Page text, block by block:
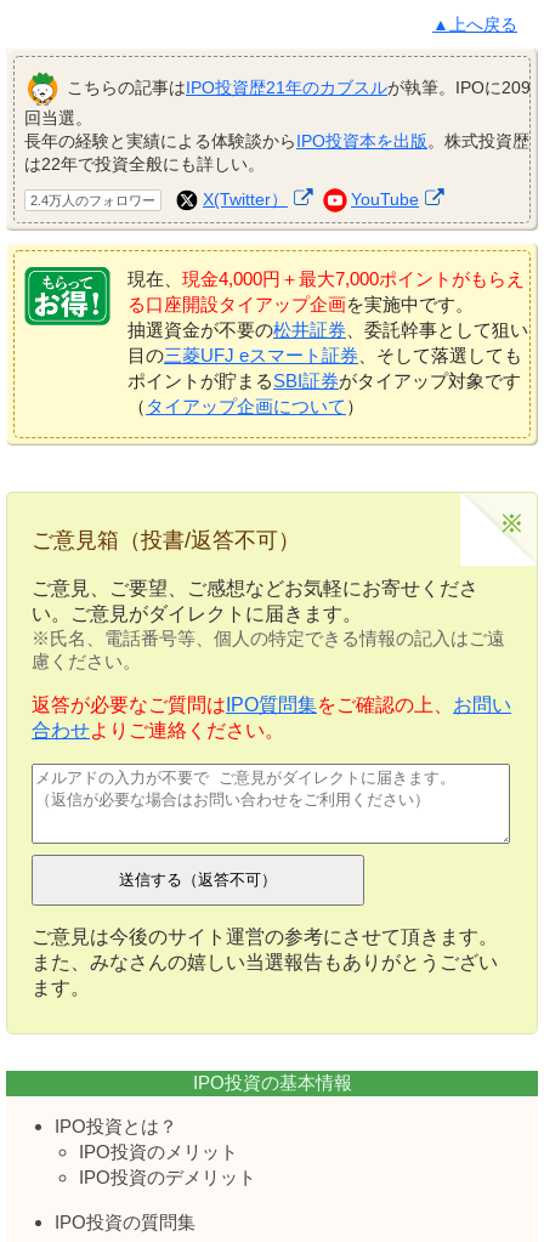
▲上へ戻る
こちらの記事はIPO投資歴21年のカブスルが執筆。IPOに209
回当選。
長年の経験と実績による体験談からIPO投資本を出版。株式投資歴
は22年で投資全般にも詳しい。
2.4万人のフォロワー X(Twitter） YouTube
現在、 現金4,000円＋最大7,000ポイントがもらえ
る口座開設タイアップ企画を実施中です。
抽選資金が不要の松井証券、委託幹事として狙い
目の三菱UFJ eスマート証券、そして落選しても
ポイントが貯まるSBI証券がタイアップ対象です
（ タイアップ企画について ）
ご意見箱（投書/返答不可）
ご意見、ご要望、ご感想などお気軽にお寄せくださ
い。ご意見がダイレクトに届きます。
※氏名、電話番号等、個人の特定できる情報の記入はご遠
慮ください。
返答が必要なご質問は IPO質問集をご確認の上、 お問い
合わせよりご連絡ください。
ご意見は今後のサイト運営の参考にさせて頂きます。
また、みなさんの嬉しい当選報告もありがとうござい
ます。
IPO投資の基本情報
IPO投資とは？
IPO投資のメリット
IPO投資のデメリット
IPO投資の質問集